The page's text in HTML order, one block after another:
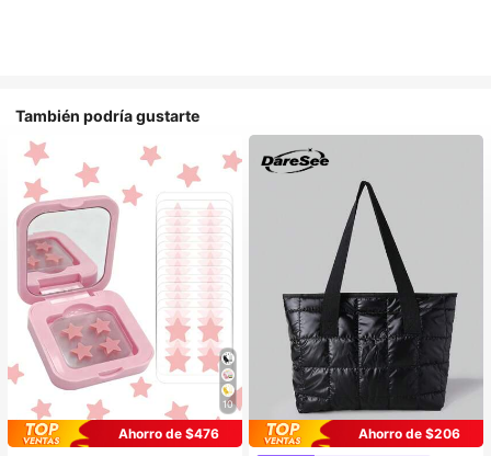
También podría gustarte
10
Ahorro de $476
Ahorro de $206